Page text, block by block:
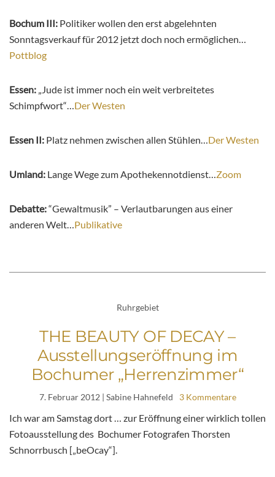
Bochum III: Politiker wollen den erst abgelehnten
Sonntagsverkauf für 2012 jetzt doch noch ermöglichen…
Pottblog
Essen: „Jude ist immer noch ein weit verbreitetes
Schimpfwort“…Der Westen
Essen II: Platz nehmen zwischen allen Stühlen…Der Westen
Umland: Lange Wege zum Apothekennotdienst…Zoom
Debatte:“Gewaltmusik” – Verlautbarungen aus einer
anderen Welt…Publikative
Ruhrgebiet
THE BEAUTY OF DECAY –
Ausstellungseröffnung im
Bochumer „Herrenzimmer“
7. Februar 2012| Sabine Hahnefeld 3 Kommentare
Ich war am Samstag dort … zur Eröffnung einer wirklich tollen
Fotoausstellung des Bochumer Fotografen Thorsten
Schnorrbusch [„beOcay“].